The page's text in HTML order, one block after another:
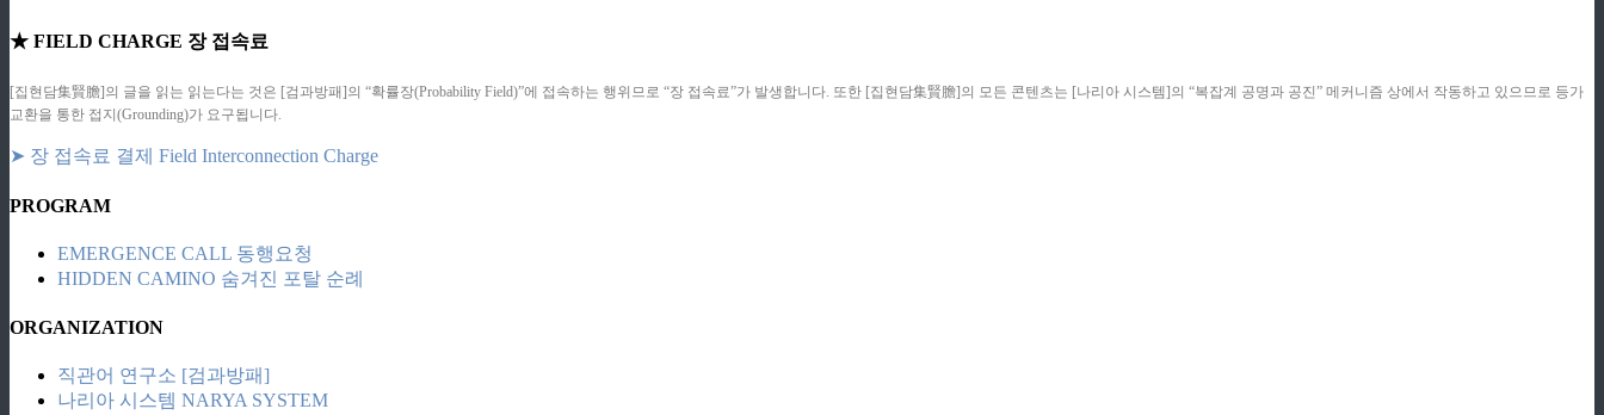
★ FIELD CHARGE 장 접속료
[집현담集賢膽]의 글을 읽는 읽는다는 것은 [검과방패]의 “확률장(Probability Field)”에 접속하는 행위므로 “장 접속료”가 발생합니다. 또한 [집현담集賢膽]의 모든 콘텐츠는 [나리아 시스템]의 “복잡계 공명과 공진” 메커니즘 상에서 작동하고 있으므로 등가
교환을 통한 접지(Grounding)가 요구됩니다.
➤ 장 접속료 결제 Field Interconnection Charge
PROGRAM
EMERGENCE CALL 동행요청
HIDDEN CAMINO 숨겨진 포탈 순례
ORGANIZATION
직관어 연구소 [검과방패]
나리아 시스템 NARYA SYSTEM